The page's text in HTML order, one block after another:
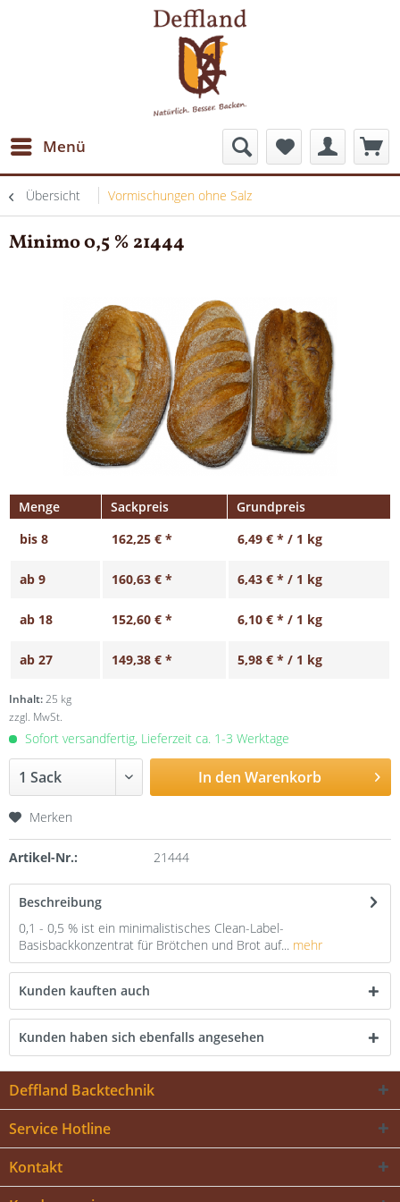
Menü
Übersicht Vormischungen ohne Salz
Minimo 0,5 % 21444
Menge Sackpreis
Grundpreis
bis 8 162,25 € * 6,49 € * / 1 kg
ab 9 160,63 € * 6,43 € * / 1 kg
ab 18 152,60 € * 6,10 € * / 1 kg
ab 27 149,38 € * 5,98 € * / 1 kg
Inhalt:25 kg
zzgl. MwSt.
Sofort versandfertig, Lieferzeit ca. 1-3 Werktage
In den Warenkorb
Merken
Artikel-Nr.: 21444
Beschreibung
0,1 - 0,5 % ist ein minimalistisches Clean-Label-
Basisbackkonzentrat für Brötchen und Brot auf... mehr
Kunden kauften auch
Kunden haben sich ebenfalls angesehen
Deffland Backtechnik
Service Hotline
Kontakt